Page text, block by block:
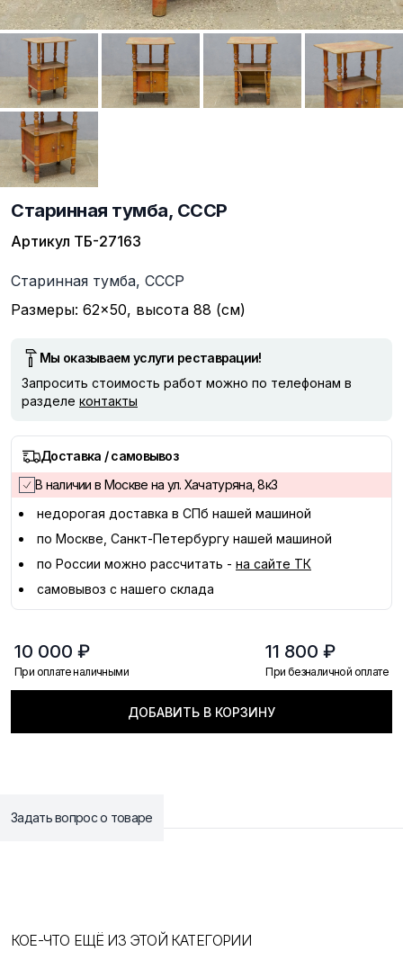
Старинная тумба, СССР
Артикул ТБ-27163
Описание
Старинная тумба, СССР
Размеры: 62×50, высота 88 (см)
Мы оказываем услуги реставрации!
Запросить стоимость работ можно по телефонам в
разделе контакты
Доставка / самовывоз
В наличии в Москве на ул. Хачатуряна, 8к3
недорогая доставка в СПб нашей машиной
по Москве, Санкт-Петербургу нашей машиной
по России можно рассчитать - на сайте ТК
самовывоз с нашего склада
10 000 ₽
При оплате наличными
11 800 ₽
При безналичной оплате
ДОБАВИТЬ В КОРЗИНУ
Задать вопрос о товаре
КОЕ-ЧТО ЕЩЁ ИЗ ЭТОЙ КАТЕГОРИИ